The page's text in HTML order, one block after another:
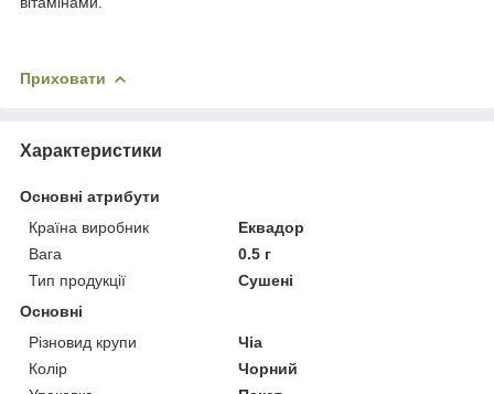
Приховати
Характеристики
Основні атрибути
Країна виробник
Еквадор
Вага
0.5 г
Тип продукції
Сушені
Основні
Різновид крупи
Чіа
Колір
Чорний